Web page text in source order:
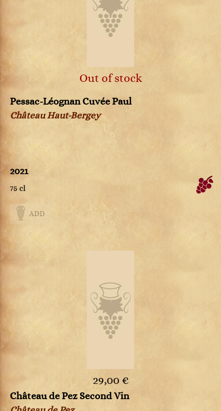
Out of stock
Pessac-Léognan Cuvée Paul
Château Haut-Bergey
2021
75 cl
ADD
29,00 €
Château de Pez Second Vin